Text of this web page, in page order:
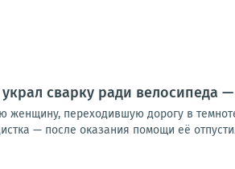
сварку ради велосипеда
женщину, переходившую дорогу в
— после оказания помощи её